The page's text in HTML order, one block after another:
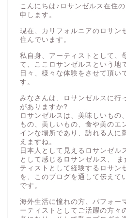
こんにちは♪ロサンゼルス在住の
申します。
現在、カリフォルニアのロサン
住んでいます。
私自身、アーティストとして、
て、ここロサンゼルスという地
日々、様々な体験をさせて頂い
す。
みなさんは、ロサンゼルスに行
がありますか?
ロサンゼルスは、美味しいもの
もの、美しいもの、食や美のエ
インな場所であり、訪れる人に
えますね。
日本人として見えるロサンゼル
として感じるロサンゼルス、 ま
ティストとして経験するロサン
を、このブログを通して伝えて
です。
海外生活に憧れの方、パフォー
ーティストとしてご活躍の方々